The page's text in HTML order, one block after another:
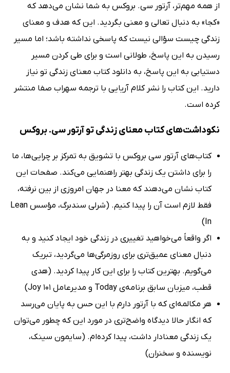
از همه مهم‌تر، آرتور سی. بروکس به شما نشان می‌دهد که
«کجا» به دنبال تعالی و معنی بگردید. این که هدف و معنای
زندگی چیست سؤالی نیست که پاسخی نداشته باشد؛ اما مسیر
رسیدن به این پاسخ، طولانی است و برای طی کردن مسیر
دستیابی به این پاسخ، به دانلود کتاب معنای زندگی تو نیاز
دارید. این کتاب را نشر کلام آریایی با ترجمه سهراب صفا منتشر
کرده است.
نکوداشت‌های کتاب معنای زندگی تو آرتور سی. بروکس
کتاب‌های آرتور سی بروکس با تشویق به تمرکز بر چرایی‌ها، ما
را برای داشتن یک زندگی بهتر راهنمایی می‌کند. صفحات این
کتاب نشان می‌دهند که معنا در جهان امروزی از بین نرفته،
فقط لازم است آن را پیدا کنیم. (شرلی سندبرگ، مؤسس Lean
In)
اگر واقعاً می‌خواهید تغییری در زندگی خود ایجاد کنید و به
دنبال معنای عمیق‌تری برای روزمرگی‌ها می‌گردید، تبریک
می‌گویم. بهترین کتاب را برای این کار پیدا کردید. (هدی
قطب، میزبان سابق برنامه‌ی Today و مدیرعامل Joy 101)
هر مکالمه‌ای که با آرتور دارم با این حس به پایان می‌رسد
که انگار حالا دیدگاه واضح‌تری در مورد این که چطور می‌توان
یک زندگی معنادار داشت، پیدا کرده‌ام. (سایمون سینک،
نویسنده و سخنران)